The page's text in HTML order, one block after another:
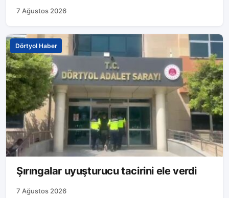
7 Ağustos 2026
Dörtyol Haber
Şırıngalar uyuşturucu tacirini ele verdi
7 Ağustos 2026